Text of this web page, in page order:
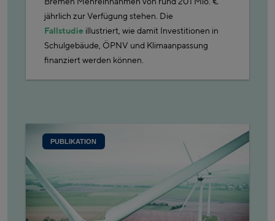
jährlich zur Verfügung stehen. Die
Fallstudie illustriert, wie damit Investitionen in
Schulgebäude, ÖPNV und Klimaanpassung
finanziert werden können.
PUBLIKATION